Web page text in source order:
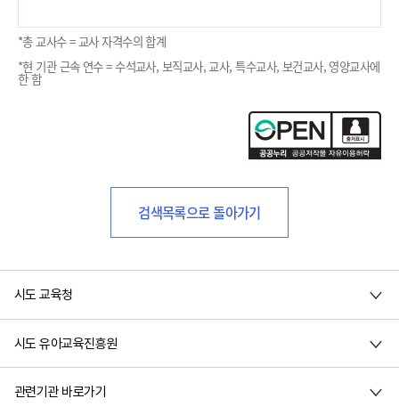
*총 교사수 = 교사 자격수의 합계
*현 기관 근속 연수 = 수석교사, 보직교사, 교사, 특수교사, 보건교사, 영양교사에
한 함
검색목록으로 돌아가기
시도 교육청
시도 유아교육진흥원
관련기관 바로가기